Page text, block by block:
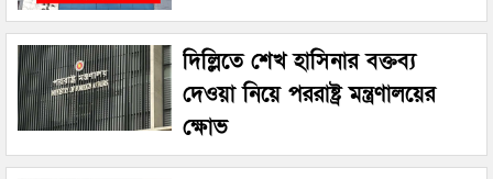
দিল্লিতে শেখ হাসিনার বক্তব্য
দেওয়া নিয়ে পররাষ্ট্র মন্ত্রণালয়ের
ক্ষোভ